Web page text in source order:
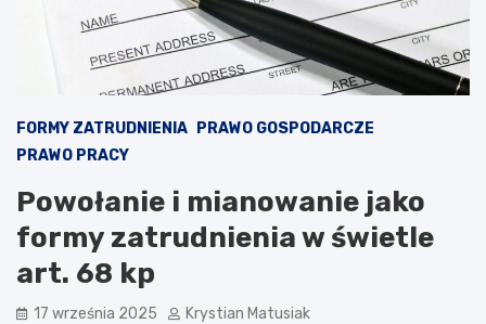
FORMY ZATRUDNIENIA
PRAWO GOSPODARCZE
PRAWO PRACY
Powołanie i mianowanie jako
formy zatrudnienia w świetle
art. 68 kp
17 września 2025 Krystian Matusiak